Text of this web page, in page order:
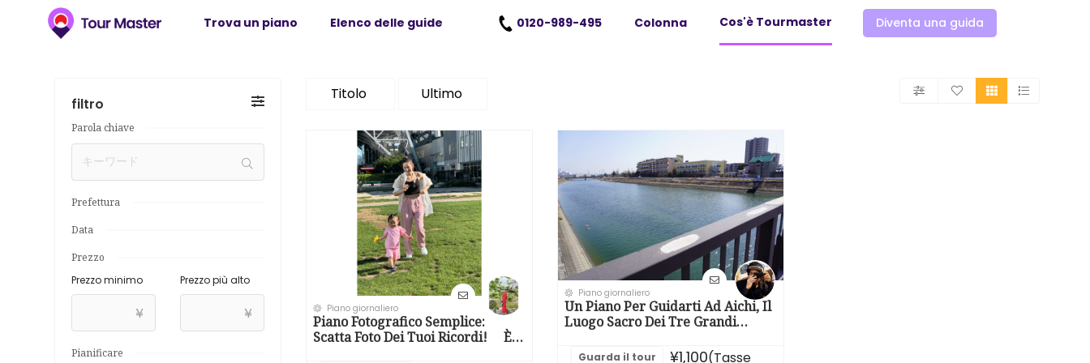
Trova un piano Elenco delle guide 0120-989-495 Colonna Cos'è Tourmaster Diventa una guida
filtro
Parola chiave
Prefettura
Data
Prezzo
Prezzo minimo
¥
Prezzo più alto
¥
Pianificare
Titolo Ultimo
Piano giornaliero
Piano Fotografico Semplice:
Scatta Foto Dei Tuoi Ricordi! È
Piano giornaliero
Un Piano Per Guidarti Ad Aichi, Il
Luogo Sacro Dei Tre Grandi
Guarda il tour ¥1,100(Tasse